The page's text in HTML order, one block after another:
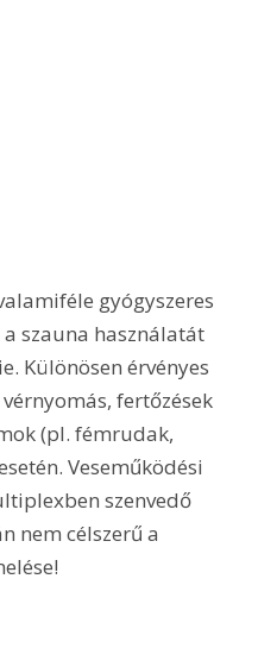
gyógyszeres
szauna használatát
Különösen érvényes
fertőzések
(pl. fémrudak,
Veseműködési
szenvedő
nem célszerű a